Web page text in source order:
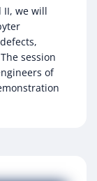
II, we will
session
of